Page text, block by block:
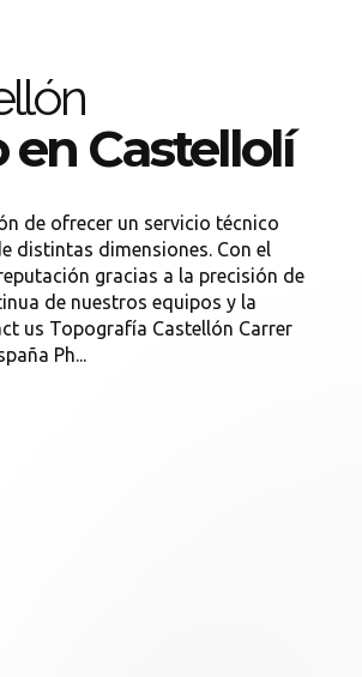
en Castellolí
de ofrecer un servicio técnico
distintas dimensiones. Con el
gracias a la precisión de
de nuestros equipos y la
us Topografía Castellón Carrer
Ph...